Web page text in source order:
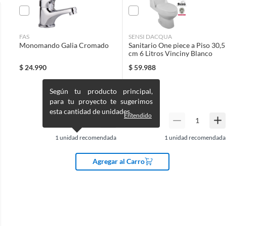
FAS
Monomando Galia Cromado
$ 24.990
1 unidad recomendada
Según tu producto principal,
para tu proyecto te sugerimos
esta cantidad de unidades.Entendido
SENSI DACQUA
Sanitario One piece a Piso 30,5
cm 6 Litros Vinciny Blanco
$59.988
1 unidad recomendada
Agregar al Carro